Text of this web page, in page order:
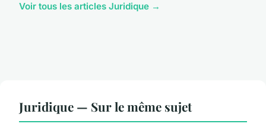
Voir tous les articles Juridique →
Juridique — Sur le même sujet